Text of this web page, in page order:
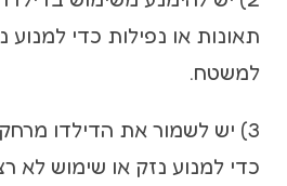
תאונות או נפילות כדי למנוע
למשטח.
3) יש לשמור את הדילדו
כדי למנוע נזק או שימוש לא